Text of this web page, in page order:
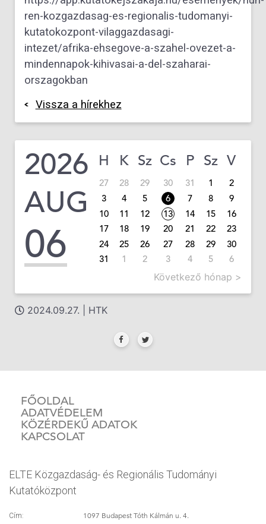
ren-kozgazdasag-es-regionalis-tudomanyi-
kutatokozpont-vilaggazdasagi-
intezet/afrika-ehsegove-a-szahel-ovezet-a-
mindennapok-kihivasai-a-del-szaharai-
orszagokban
Vissza a hírekhez
2026
AUG
06
H K Sz Cs P Sz V
27 28 29 30 31 1
2
3
4 5 6 7 8
9
10
11 12 13 14 15
16
17
18 19 20 21 22
23
24
25 26 27 28 29
30
31
1 2 3 4 5 6
Következő hónap >
2024.09.27. | HTK
FŐOLDAL
ADATVÉDELEM
KÖZÉRDEKŰ ADATOK
KAPCSOLAT
ELTE Közgazdaság- és Regionális Tudományi
Kutatóközpont
Cím: 1097 Budapest Tóth Kálmán u. 4.